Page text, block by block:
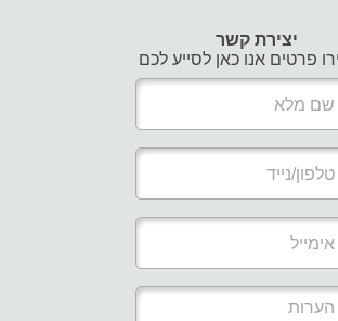
יצירת קשר
פרטים אנו כאן לסייע לכם